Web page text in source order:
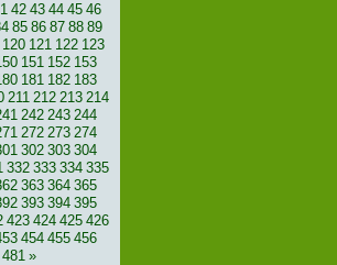
42 43 44 45 46
85 86 87 88 89
120 121 122 123
151 152 153
181 182 183
211 212 213 214
242 243 244
272 273 274
302 303 304
332 333 334 335
363 364 365
393 394 395
423 424 425 426
454 455 456
481 »